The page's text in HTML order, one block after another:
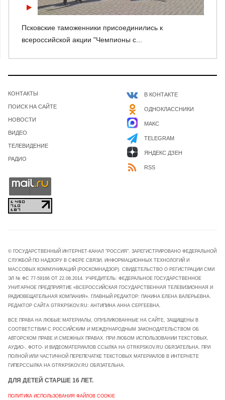
Псковские таможенники присоединились к
всероссийской акции "Чемпионы с...
КОНТАКТЫ
ПОИСК НА САЙТЕ
НОВОСТИ
ВИДЕО
ТЕЛЕВИДЕНИЕ
РАДИО
В КОНТАКТЕ
ОДНОКЛАССНИКИ
МАКС
TELEGRAM
ЯНДЕКС ДЗЕН
RSS
© ГОСУДАРСТВЕННЫЙ ИНТЕРНЕТ-КАНАЛ "РОССИЯ". ЗАРЕГИСТРИРОВАНО ФЕДЕРАЛЬНОЙ
СЛУЖБОЙ ПО НАДЗОРУ В СФЕРЕ СВЯЗИ, ИНФОРМАЦИОННЫХ ТЕХНОЛОГИЙ И
МАССОВЫХ КОММУНИКАЦИЙ (РОСКОМНАДЗОР). СВИДЕТЕЛЬСТВО О РЕГИСТРАЦИИ СМИ
ЭЛ № ФС 77-59166 ОТ 22.08.2014. УЧРЕДИТЕЛЬ: ФЕДЕРАЛЬНОЕ ГОСУДАРСТВЕННОЕ
УНИТАРНОЕ ПРЕДПРИЯТИЕ «ВСЕРОССИЙСКАЯ ГОСУДАРСТВЕННАЯ ТЕЛЕВИЗИОННАЯ И
РАДИОВЕЩАТЕЛЬНАЯ КОМПАНИЯ». ГЛАВНЫЙ РЕДАКТОР: ПАНИНА ЕЛЕНА ВАЛЕРЬЕВНА.
РЕДАКТОР САЙТА GTRKPSKOV.RU: АНТИПИНА АННА СЕРГЕЕВНА.
ВСЕ ПРАВА НА ЛЮБЫЕ МАТЕРИАЛЫ, ОПУБЛИКОВАННЫЕ НА САЙТЕ, ЗАЩИЩЕНЫ В
СООТВЕТСТВИИ С РОССИЙСКИМ И МЕЖДУНАРОДНЫМ ЗАКОНОДАТЕЛЬСТВОМ ОБ
АВТОРСКОМ ПРАВЕ И СМЕЖНЫХ ПРАВАХ. ПРИ ЛЮБОМ ИСПОЛЬЗОВАНИИ ТЕКСТОВЫХ,
АУДИО-, ФОТО- И ВИДЕОМАТЕРИАЛОВ ССЫЛКА НА GTRKPSKOV.RU ОБЯЗАТЕЛЬНА. ПРИ
ПОЛНОЙ ИЛИ ЧАСТИЧНОЙ ПЕРЕПЕЧАТКЕ ТЕКСТОВЫХ МАТЕРИАЛОВ В ИНТЕРНЕТЕ
ГИПЕРССЫЛКА НА GTRKPSKOV.RU ОБЯЗАТЕЛЬНА.
ДЛЯ ДЕТЕЙ СТАРШЕ 16 ЛЕТ.
ПОЛИТИКА ИСПОЛЬЗОВАНИЯ ФАЙЛОВ COOKIE